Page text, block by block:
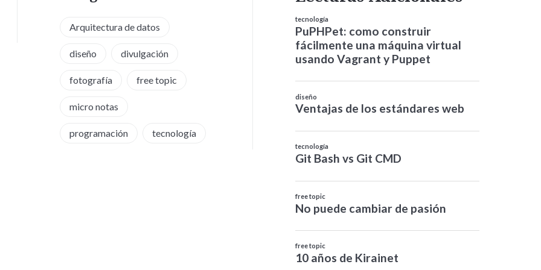
Arquitectura de datos
diseño divulgación
fotografía free topic
micro notas
programación tecnología